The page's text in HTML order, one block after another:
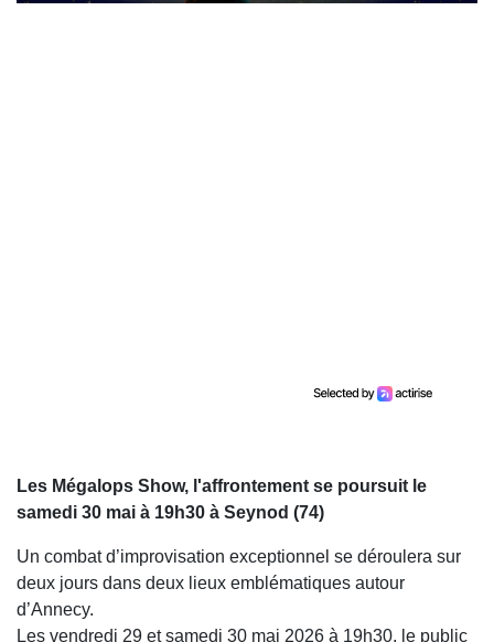
Les Mégalops Show, l'affrontement se poursuit le
samedi 30 mai à 19h30 à Seynod (74)
Un combat d’improvisation exceptionnel se déroulera sur
deux jours dans deux lieux emblématiques autour
d’Annecy.
Les vendredi 29 et samedi 30 mai 2026 à 19h30, le public